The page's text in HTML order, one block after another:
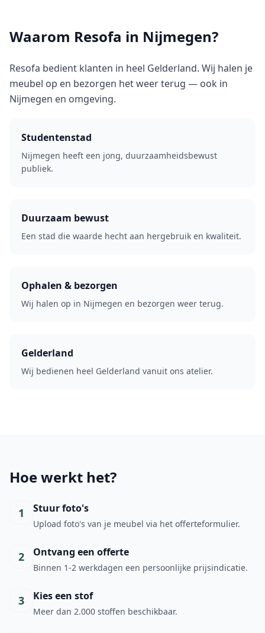
Waarom Resofa in Nijmegen?
Resofa bedient klanten in heel Gelderland. Wij halen je
meubel op en bezorgen het weer terug — ook in
Nijmegen en omgeving.
Studentenstad
Nijmegen heeft een jong, duurzaamheidsbewust
publiek.
Duurzaam bewust
Een stad die waarde hecht aan hergebruik en kwaliteit.
Ophalen & bezorgen
Wij halen op in Nijmegen en bezorgen weer terug.
Gelderland
Wij bedienen heel Gelderland vanuit ons atelier.
Hoe werkt het?
1 Stuur foto's
Upload foto's van je meubel via het offerteformulier.
2 Ontvang een offerte
Binnen 1-2 werkdagen een persoonlijke prijsindicatie.
3 Kies een stof
Meer dan 2.000 stoffen beschikbaar.